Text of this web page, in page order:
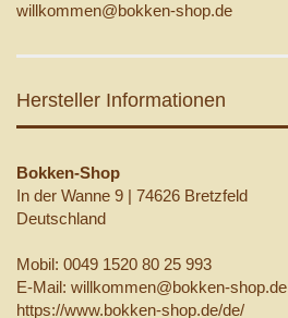
willkommen@bokken-shop.de
Hersteller Informationen
Bokken-Shop
In der Wanne 9 | 74626 Bretzfeld
Deutschland
Mobil: 0049 1520 80 25 993
E-Mail: willkommen@bokken-shop.de
https://www.bokken-shop.de/de/